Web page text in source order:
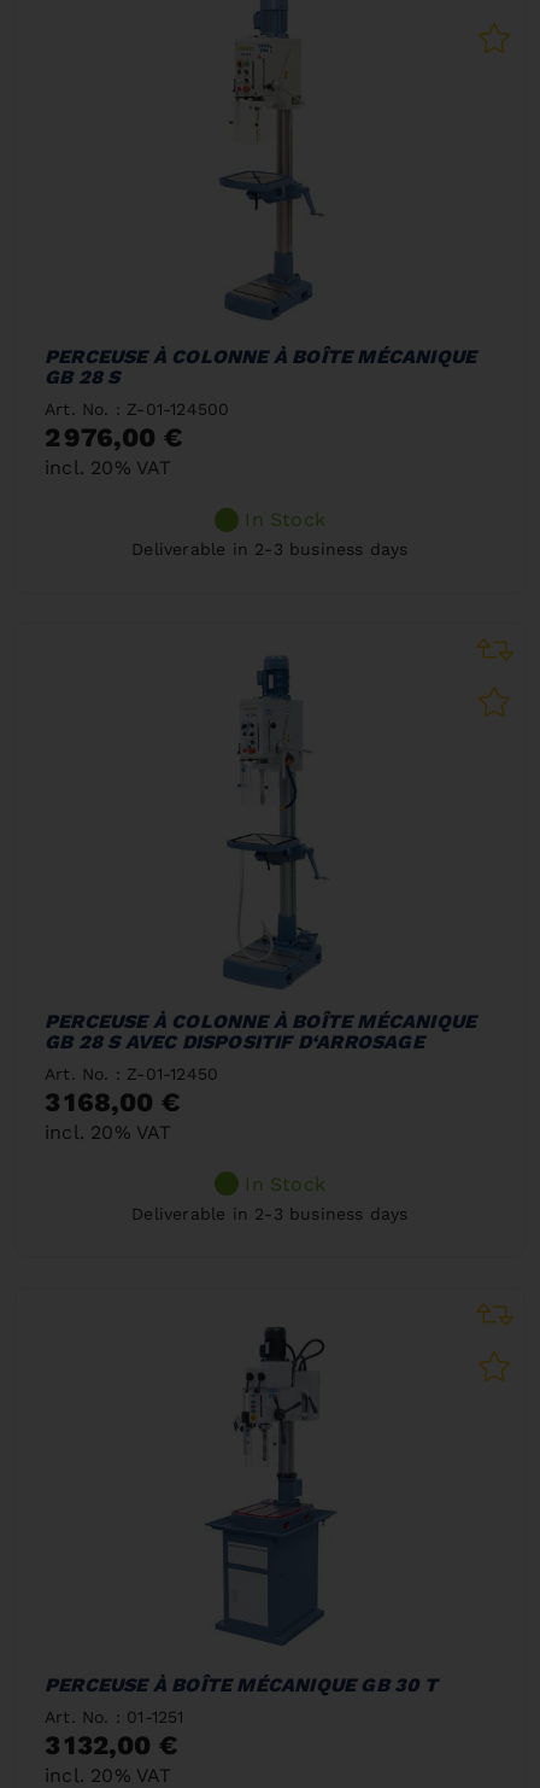
PERCEUSE À COLONNE À BOÎTE MÉCANIQUE
GB 28 S
Art. No. : Z-01-124500
2 976,00 €
incl. 20% VAT
In Stock
Deliverable in 2-3 business days
PERCEUSE À COLONNE À BOÎTE MÉCANIQUE
GB 28 S AVEC DISPOSITIF D‘ARROSAGE
Art. No. : Z-01-12450
3 168,00 €
incl. 20% VAT
In Stock
Deliverable in 2-3 business days
PERCEUSE À BOÎTE MÉCANIQUE GB 30 T
Art. No. : 01-1251
3 132,00 €
incl. 20% VAT